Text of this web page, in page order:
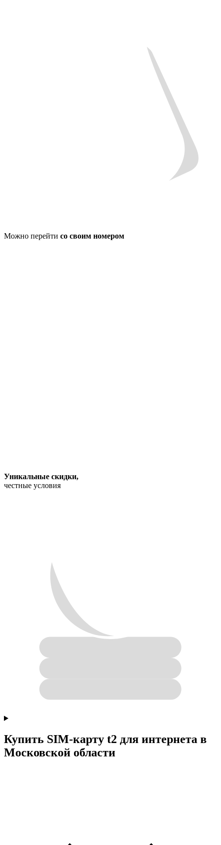
Можно перейти со своим номером
Уникальные скидки,
честные условия
Купить SIM-карту t2 для интернета в
Московской области